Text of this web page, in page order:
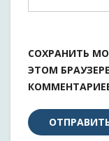
СОХРАНИТЬ
ЭТОМ